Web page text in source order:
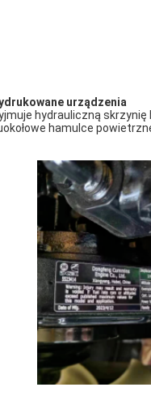
urządzenia
hydrauliczną skrzynię
hamulce